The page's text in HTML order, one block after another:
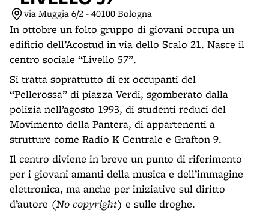
via Muggia 6/2 - 40100 Bologna
In ottobre un folto gruppo di giovani occupa un
edificio dell’Acostud in via dello Scalo 21. Nasce il
centro sociale “Livello 57”.
Si tratta soprattutto di ex occupanti del
“Pellerossa” di piazza Verdi, sgomberato dalla
polizia nell’agosto 1993, di studenti reduci del
Movimento della Pantera, di appartenenti a
strutture come Radio K Centrale e Grafton 9.
Il centro diviene in breve un punto di riferimento
per i giovani amanti della musica e dell’immagine
elettronica, ma anche per iniziative sul diritto
d’autore (No copyright) e sulle droghe.